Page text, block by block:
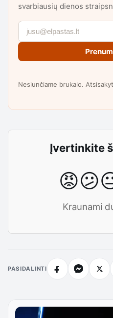
svarbiausių dienos
Nesiunčiame brukalo.
Įvertinkite
😡😕
Kraunami
PASIDALINTI